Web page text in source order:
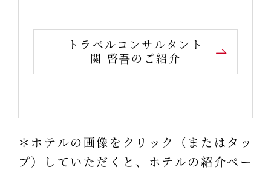
トラベルコンサルタント
関 啓吾のご紹介
＊ホテルの画像をクリック（またはタッ
プ）していただくと、ホテルの紹介ペー